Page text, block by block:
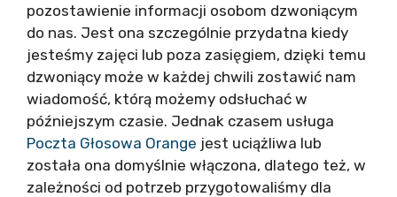
pozostawienie informacji osobom dzwoniącym
do nas. Jest ona szczególnie przydatna kiedy
jesteśmy zajęci lub poza zasięgiem, dzięki temu
dzwoniący może w każdej chwili zostawić nam
wiadomość, którą możemy odsłuchać w
późniejszym czasie. Jednak czasem usługa
Poczta Głosowa Orange jest uciążliwa lub
została ona domyślnie włączona, dlatego też, w
zależności od potrzeb przygotowaliśmy dla